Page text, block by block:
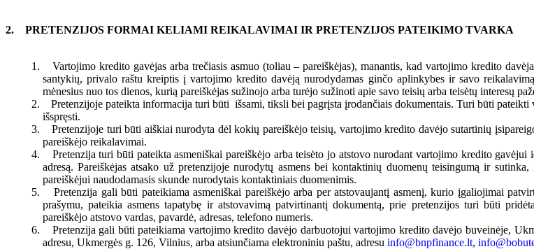
PRETENZIJOS FORMAI KELIAMI REIKALAVIMAI IR PRETENZIJOS PATEIKIMO TVARKA
Vartojimo kredito gavėjas arba trečiasis asmuo (toliau – pareiškėjas), manantis, kad vartojimo kredito
santykių, privalo raštu kreiptis į vartojimo kredito davėją nurodydamas ginčo aplinkybes ir savo
mėnesius nuo tos dienos, kurią pareiškėjas sužinojo arba turėjo sužinoti apie savo teisių arba teisėtų interesų
Pretenzijoje pateikta informacija turi būti išsami, tiksli bei pagrįsta įrodančiais dokumentais. Turi būti
išspręsti.
Pretenzijoje turi būti aiškiai nurodyta dėl kokių pareiškėjo teisių, vartojimo kredito davėjo sutartinių
pareiškėjo reikalavimai.
Pretenzija turi būti pateikta asmeniškai pareiškėjo arba teisėto jo atstovo nurodant vartojimo kredito
adresą. Pareiškėjas atsako už pretenzijoje nurodytų asmens bei kontaktinių duomenų teisingumą ir
pareiškėjui naudodamasis skunde nurodytais kontaktiniais duomenimis.
Pretenzija gali būti pateikiama asmeniškai pareiškėjo arba per atstovaujantį asmenį, kurio įgaliojimai
prašymu, pateikia asmens tapatybę ir atstovavimą patvirtinantį dokumentą, prie pretenzijos turi būti
pareiškėjo atstovo vardas, pavardė, adresas, telefono numeris.
Pretenzija gali būti pateikiama vartojimo kredito davėjo darbuotojui vartojimo kredito davėjo buveinėje,
adresu, Ukmergės g. 126, Vilnius, arba atsiunčiama elektroniniu paštu, adresu info@bnpfinance.lt,